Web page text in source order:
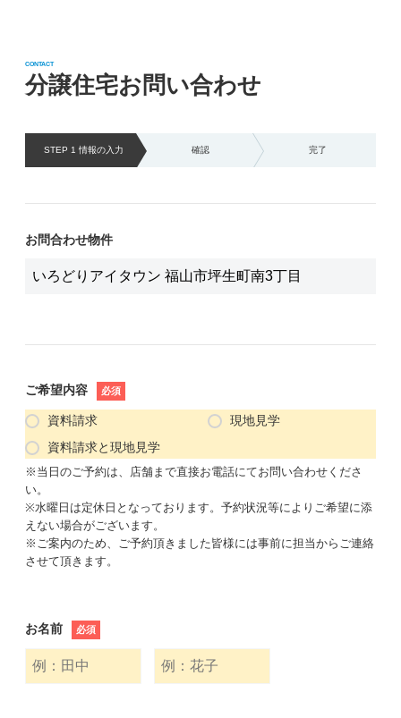
分譲住宅お問い合わせ
CONTACT
STEP 1 情報の入力 確認 完了
お問合わせ物件
ご希望内容 必須
資料請求
現地見学
資料請求と現地見学
※当日のご予約は、店舗まで直接お電話にてお問い合わせくださ
い。
※水曜日は定休日となっております。予約状況等によりご希望に添
えない場合がございます。
※ご案内のため、ご予約頂きました皆様には事前に担当からご連絡
させて頂きます。
お名前 必須